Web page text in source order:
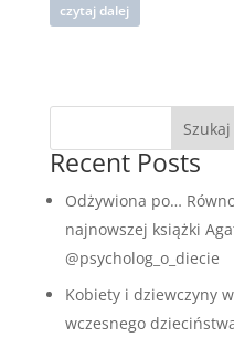
czytaj dalej
Szukaj
Recent Posts
Odżywiona po…
najnowszej książki
@psycholog_o_diecie
Kobiety i dziewczyny
wczesnego